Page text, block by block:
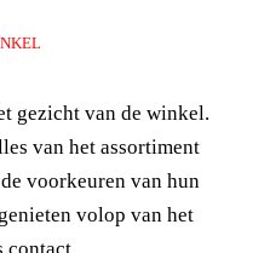
gezicht van de winkel.
van het assortiment
voorkeuren van hun
volop van het